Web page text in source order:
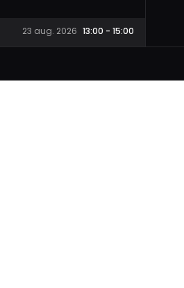
23 aug. 2026 13:00 - 15:00